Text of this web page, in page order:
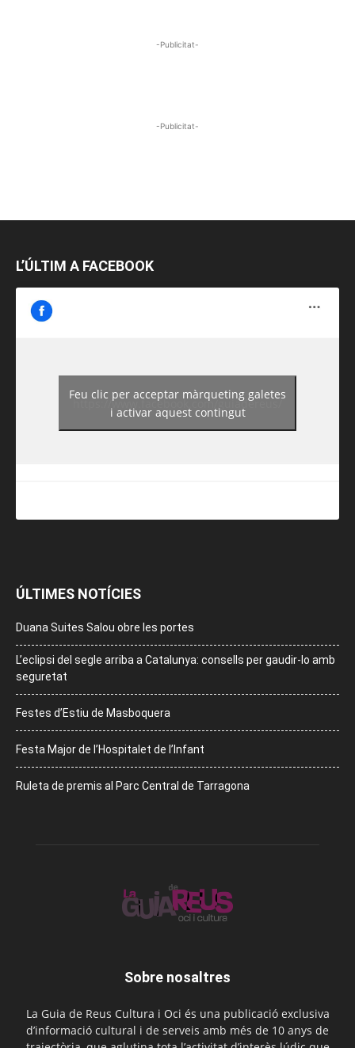
-Publicitat-
-Publicitat-
L’ÚLTIM A FACEBOOK
https://www.facebook.com/guiadereus/
Feu clic per acceptar màrqueting galetes
i activar aquest contingut
ÚLTIMES NOTÍCIES
Duana Suites Salou obre les portes
L’eclipsi del segle arriba a Catalunya: consells per gaudir-lo amb
seguretat
Festes d’Estiu de Masboquera
Festa Major de l’Hospitalet de l’Infant
Ruleta de premis al Parc Central de Tarragona
Sobre nosaltres
La Guia de Reus Cultura i Oci és una publicació exclusiva
d’informació cultural i de serveis amb més de 10 anys de